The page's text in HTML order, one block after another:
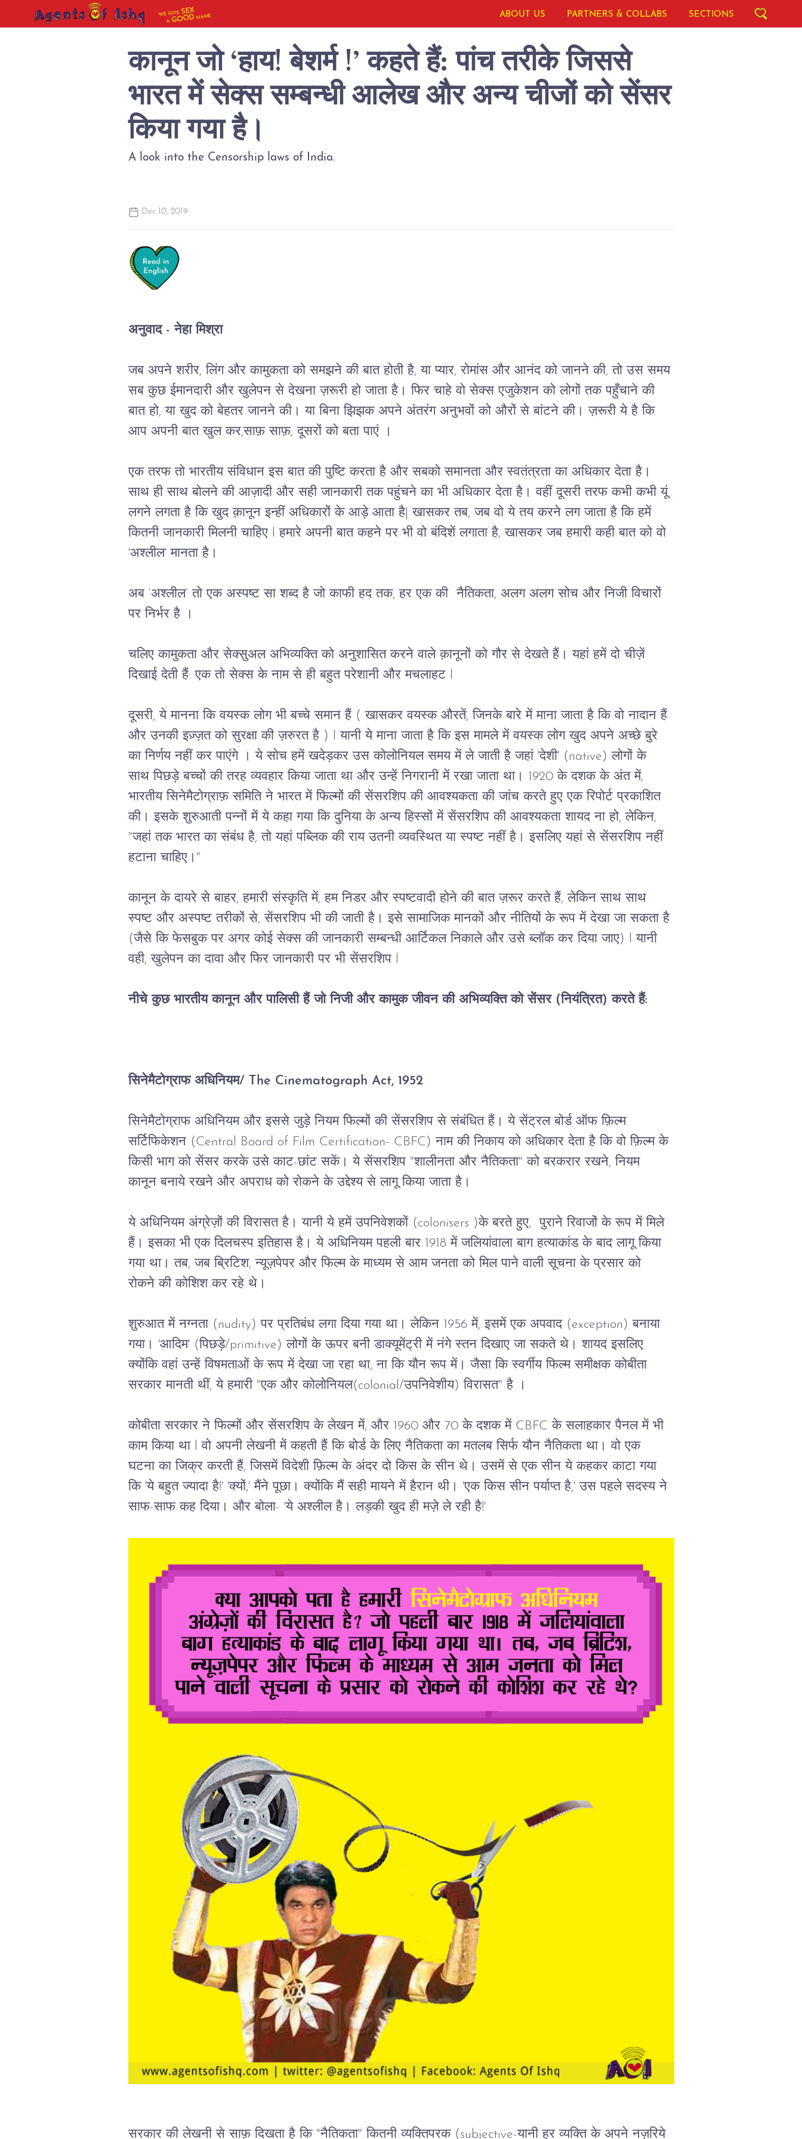
WE GIVESEX
AGOOD NAME ABOUT US PARTNERS & COLLABS SECTIONS
कानून जो ‘हाय! बेशर्म !’ कहते हैं: पांच तरीके जिससे
भारत में सेक्स सम्बन्धी आलेख और अन्य चीजों को सेंसर
किया गया है।
A look into the Censorship laws of India.
Dec 10, 2019
अनुवाद - नेहा मिश्रा
जब अपने शरीर, लिंग और कामुकता को समझने की बात होती है, या प्यार, रोमांस और आनंद को जानने की, तो उस समय
सब कुछ ईमानदारी और खुलेपन से देखना ज़रूरी हो जाता है। फिर चाहे वो सेक्स एजुकेशन को लोगों तक पहुँचाने की
बात हो, या खुद को बेहतर जानने की। या बिना झिझक अपने अंतरंग अनुभवों को औरों से बांटने की। ज़रूरी ये है कि
आप अपनी बात खुल कर,साफ़ साफ़, दूसरों को बता पाएं
एक तरफ तो भारतीय संविधान इस बात की पुष्टि करता है और सबको समानता और स्वतंत्रता का अधिकार देता है।
साथ ही साथ बोलने की आज़ादी और सही जानकारी तक पहुंचने का भी अधिकार देता है। वहीं दूसरी तरफ कभी कभी यूं
लगने लगता है कि खुद क़ानून इन्हीं अधिकारों के आड़े आता है| खासकर तब, जब वो ये तय करने लग जाता है कि हमें
कितनी जानकारी मिलनी चाहिए l हमारे अपनी बात कहने पर भी वो बंदिशें लगाता है, खासकर जब हमारी कही बात को वो
'अश्लील' मानता है।
अब ‘अश्लील’ तो एक अस्पष्ट सा शब्द है जो काफी हद तक, हर एक की नैतिकता, अलग अलग सोच और निजी विचारों
पर निर्भर है
चलिए कामुकता और सेक्सुअल अभिव्यक्ति को अनुशासित करने वाले क़ानूनों को गौर से देखते हैं। यहां हमें दो चीज़ें
दिखाई देती हैं: एक तो सेक्स के नाम से ही बहुत परेशानी और मचलाहट l
दूसरी, ये मानना कि वयस्क लोग भी बच्चे समान हैं ( खासकर वयस्क औरतें, जिनके बारे में माना जाता है कि वो नादान हैं
और उनकी इज़्ज़त को सुरक्षा की ज़रुरत है ) l यानी ये माना जाता है कि इस मामले में वयस्क लोग खुद अपने अच्छे बुरे
का निर्णय नहीं कर पाएंगे ये सोच हमें खदेड़कर उस कोलोनियल समय में ले जाती है जहां 'देशी' (native) लोगों के
साथ पिछड़े बच्चों की तरह व्यवहार किया जाता था और उन्हें निगरानी में रखा जाता था। 1920 के दशक के अंत में,
भारतीय सिनेमैटोग्राफ़ समिति ने भारत में फिल्मों की सेंसरशिप की आवश्यकता की जांच करते हुए एक रिपोर्ट प्रकाशित
की।
इसके शुरुआती पन्नों में ये कहा गया कि दुनिया के अन्य हिस्सों में सेंसरशिप की आवश्यकता शायद ना हो, लेकिन,
"जहां तक भारत का संबंध है, तो यहां पब्लिक की राय उतनी व्यवस्थित या स्पष्ट नहीं है। इसलिए यहां से सेंसरशिप नहीं
हटाना चाहिए। "
कानून के दायरे से बाहर, हमारी संस्कृति में, हम निडर और स्पष्टवादी होने की बात ज़रूर करते हैं, लेकिन साथ साथ
स्पष्ट और अस्पष्ट तरीकों से, सेंसरशिप भी की जाती है। इसे सामाजिक मानकों और नीतियों के रूप में देखा जा सकता है
(जैसे कि फेसबुक पर अगर कोई सेक्स की जानकारी सम्बन्धी आर्टिकल निकाले और उसे ब्लॉक कर दिया जाए)
l यानी
वही, खुलेपन का दावा और फिर जानकारी पर भी सेंसरशिप l
नीचे कुछ भारतीय कानून और पालिसी हैं जो निजी और कामुक जीवन की अभिव्यक्ति को सेंसर (नियंत्रित) करते हैं:
सिनेमैटोग्राफ अधिनियम/ The Cinematograph Act, 1952
सिनेमैटोग्राफ अधिनियम और इससे जुड़े नियम फिल्मों की सेंसरशिप से संबंधित हैं। ये सेंट्रल बोर्ड ऑफ फ़िल्म
सर्टिफिकेशन (Central Board of Film Certification- CBFC) नाम की निकाय को अधिकार देता है कि वो फ़िल्म के
किसी भाग को सेंसर करके उसे काट-छांट सकें। ये सेंसरशिप "शालीनता और नैतिकता" को बरकरार रखने, नियम
कानून बनाये रखने और अपराध को रोकने के उद्देश्य से लागू किया जाता है।
ये अधिनियम अंग्रेज़ों की विरासत है। यानी ये हमें उपनिवेशकों (colonisers )के बरते हुए, पुराने रिवाजों के रूप में मिले
हैं।
इसका भी एक दिलचस्प इतिहास है। ये अधिनियम पहली बार 1918 में जलियांवाला बाग हत्याकांड के बाद लागू किया
गया था। तब, जब ब्रिटिश, न्यूज़पेपर और फिल्म के माध्यम से आम जनता को मिल पाने वाली सूचना के प्रसार को
रोकने की कोशिश कर रहे थे।
शुरुआत में नग्नता (nudity) पर प्रतिबंध लगा दिया गया था। लेकिन 1956 में, इसमें एक अपवाद (exception) बनाया
गया।
'आदिम' (पिछड़े/primitive) लोगों के ऊपर बनी डाक्यूमेंट्री में नंगे स्तन दिखाए जा सकते थे। शायद इसलिए
क्योंकि वहां उन्हें विषमताओं के रूप में देखा जा रहा था, ना कि यौन रूप में। जैसा कि स्वर्गीय फिल्म समीक्षक कोबीता
सरकार मानती थीं, ये हमारी "एक और कोलोनियल(colonial/उपनिवेशीय) विरासत" है
कोबीता सरकार ने फिल्मों और सेंसरशिप के लेखन में, और 1960 और 70 के दशक में CBFC के सलाहकार पैनल में भी
काम किया था l वो अपनी लेखनी में कहती हैं कि बोर्ड के लिए नैतिकता का मतलब सिर्फ यौन नैतिकता था। वो एक
घटना का जिक्र करती हैं, जिसमें विदेशी फ़िल्म के अंदर दो किस के सीन थे। उसमें से एक सीन ये कहकर काटा गया
कि 'ये बहुत ज्यादा है!' 'क्यों,' मैंने पूछा। क्योंकि मैं सही मायने में हैरान थी। 'एक किस सीन पर्याप्त है,' उस पहले सदस्य ने
साफ-साफ कह दिया। और बोला- 'ये अश्लील है। लड़की खुद ही मज़े ले रही है!'
सरकार की लेखनी से साफ़ दिखता है कि "नैतिकता" कितनी व्यक्तिपरक (subjective-यानी हर व्यक्ति के अपने नज़रिये